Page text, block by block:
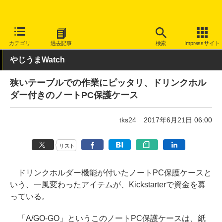
カテゴリ 過去記事 検索 Impressサイト
INTERNET Watch トピック
やじうまWatch
狭いテーブルでの作業にピッタリ、ドリンクホル
ダー付きのノートPC保護ケース
tks24 2017年6月21日 06:00
リスト
ドリンクホルダー機能が付いたノートPC保護ケースと
いう、一風変わったアイテムが、Kickstarterで資金を募
っている。
「A/GO-GO」というこのノートPC保護ケースは、紙